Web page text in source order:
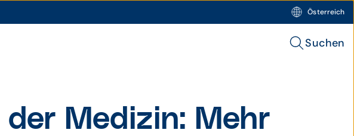
Österreich
Suchen
Medizin: Mehr